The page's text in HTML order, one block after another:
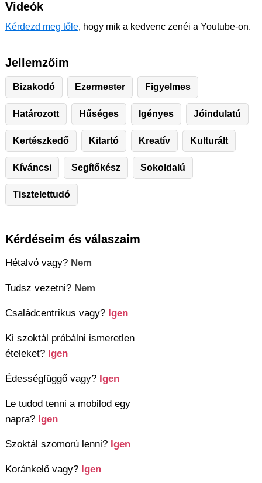
Videók
Kérdezd meg tőle, hogy mik a kedvenc zenéi a Youtube-on.
Jellemzőim
Bizakodó Ezermester Figyelmes
Határozott Hűséges Igényes Jóindulatú
Kertészkedő Kitartó Kreatív Kulturált
Kíváncsi Segítőkész Sokoldalú
Tisztelettudó
Kérdéseim és válaszaim
Hétalvó vagy? Nem
Tudsz vezetni? Nem
Családcentrikus vagy? Igen
Ki szoktál próbálni ismeretlen
ételeket? Igen
Édességfüggő vagy? Igen
Le tudod tenni a mobilod egy
napra? Igen
Szoktál szomorú lenni? Igen
Koránkelő vagy? Igen